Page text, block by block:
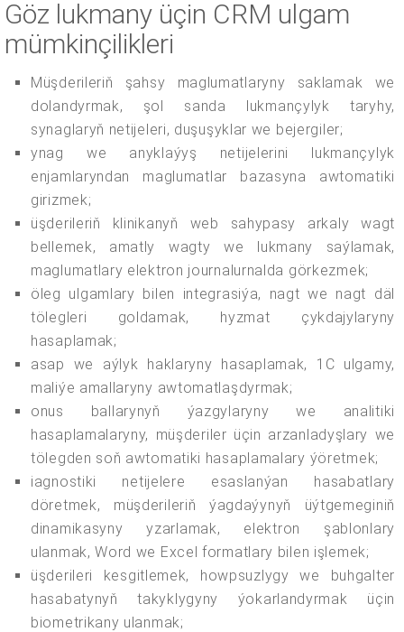
Göz lukmany üçin CRM ulgam
mümkinçilikleri
Müşderileriň şahsy maglumatlaryny saklamak we
dolandyrmak, şol sanda lukmançylyk taryhy,
synaglaryň netijeleri, duşuşyklar we bejergiler;
ynag we anyklaýyş netijelerini lukmançylyk
enjamlaryndan maglumatlar bazasyna awtomatiki
girizmek;
üşderileriň klinikanyň web sahypasy arkaly wagt
bellemek, amatly wagty we lukmany saýlamak,
maglumatlary elektron journalurnalda görkezmek;
öleg ulgamlary bilen integrasiýa, nagt we nagt däl
tölegleri goldamak, hyzmat çykdajylaryny
hasaplamak;
asap we aýlyk haklaryny hasaplamak, 1C ulgamy,
maliýe amallaryny awtomatlaşdyrmak;
onus ballarynyň ýazgylaryny we analitiki
hasaplamalaryny, müşderiler üçin arzanladyşlary we
tölegden soň awtomatiki hasaplamalary ýöretmek;
iagnostiki netijelere esaslanýan hasabatlary
döretmek, müşderileriň ýagdaýynyň üýtgemeginiň
dinamikasyny yzarlamak, elektron şablonlary
ulanmak, Word we Excel formatlary bilen işlemek;
üşderileri kesgitlemek, howpsuzlygy we buhgalter
hasabatynyň takyklygyny ýokarlandyrmak üçin
biometrikany ulanmak;